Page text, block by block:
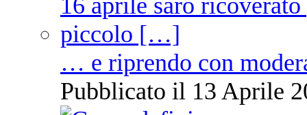
… e riprendo con
Pubblicato il 13 Aprile